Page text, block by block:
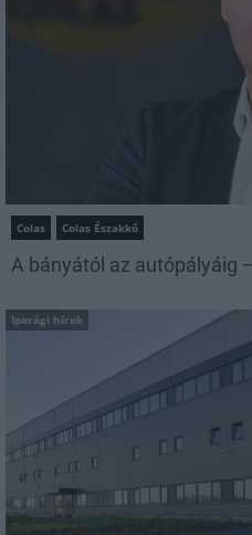
Colas Colas Északkő
A bányától az autópályáig
Iparági hírek